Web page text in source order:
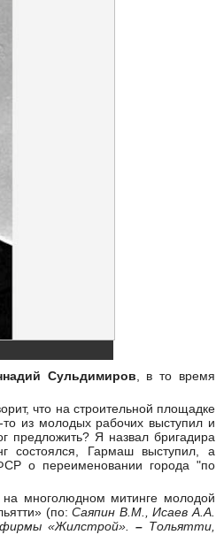
Сульдимиров , в то время
что на строительной площадке
из молодых рабочих выступил и
предложить? Я назвал бригадира
состоялся, Гармаш выступил, а
о переименовании города "по
на многолюдном митинге молодой
(по:Саяпин В.М., Исаев А.А.
«Жилстрой».
– Тольятти,